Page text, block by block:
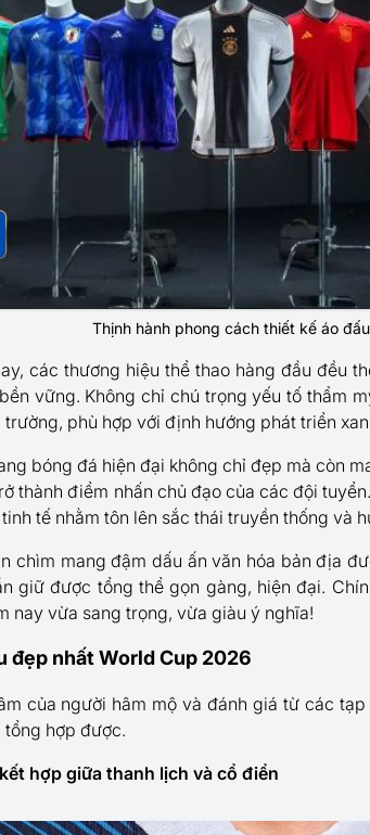
Thịnh hành phong cách thiết kế áo
các thương hiệu thể thao hàng đầu đều
vững. Không chỉ chú trọng yếu tố thẩm
phù hợp với định hướng phát triển
bóng đá hiện đại không chỉ đẹp mà còn
thành điểm nhấn chủ đạo của các đội
tế nhằm tôn lên sắc thái truyền thống và
chìm mang đậm dấu ấn văn hóa bản địa
giữ được tổng thể gọn gàng, hiện đại.
nay vừa sang trọng, vừa giàu ý nghĩa!
đẹp nhất World Cup 2026
của người hâm mộ và đánh giá từ các
tổng hợp được.
hợp giữa thanh lịch và cổ điển